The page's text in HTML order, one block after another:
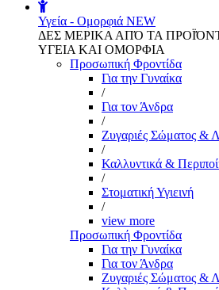
Υγεία - Ομορφιά NEW
ΔΕΣ ΜΕΡΙΚΑ ΑΠΌ ΤΑ
ΥΓΕΙΑ ΚΑΙ ΟΜΟΡΦΙΑ
Προσωπική Φροντίδα
Για την Γυναίκα
/
Για τον Άνδρα
/
Ζυγαριές Σώματος &
/
Καλλυντικά &
/
Στοματική Υγιεινή
/
view more
Προσωπική Φροντίδα
Για την Γυναίκα
Για τον Άνδρα
Ζυγαριές Σώματος &